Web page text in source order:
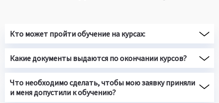
Кто может пройти обучение на курсах:
Какие документы выдаются по окончании курсов?
Что необходимо сделать, чтобы мою заявку приняли
и меня допустили к обучению?